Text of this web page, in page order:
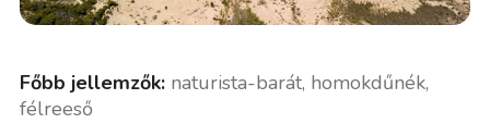
Főbb jellemzők:naturista-barát, homokdűnék,
félreeső